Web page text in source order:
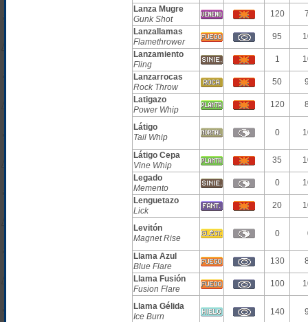
Lanza Mugre
Gunk Shot
120
Lanzallamas
Flamethrower
95
Lanzamiento
Fling
1
Lanzarrocas
Rock Throw
50
Latigazo
Power Whip
120
Látigo
Tail Whip
0
Látigo Cepa
Vine Whip
35
Legado
Memento
0
Lenguetazo
Lick
20
Levitón
Magnet Rise
0
Llama Azul
Blue Flare
130
Llama Fusión
Fusion Flare
100
Llama Gélida
Ice Burn
140